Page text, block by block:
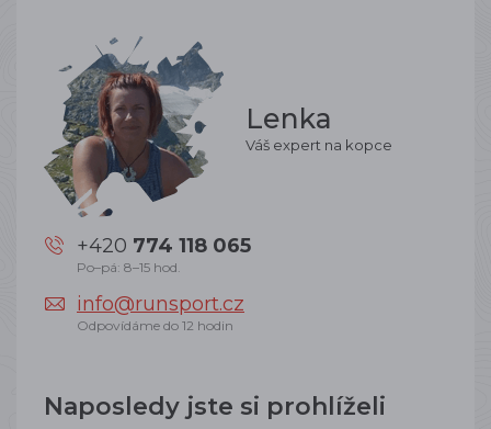
Lenka
Váš expert na kopce
+420 774 118 065
Po–pá: 8–15 hod.
info@runsport.cz
Odpovídáme do 12 hodin
Naposledy jste si prohlíželi